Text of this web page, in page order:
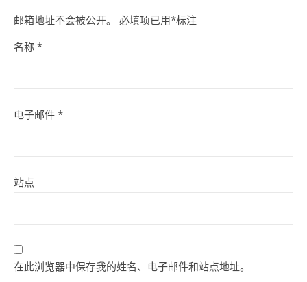
邮箱地址不会被公开。 必填项已用*标注
名称 *
电子邮件 *
站点
在此浏览器中保存我的姓名、电子邮件和站点地址。